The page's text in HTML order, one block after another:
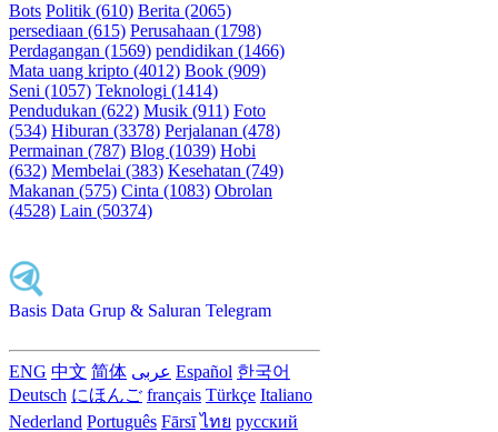
Bots Politik (610) Berita (2065)
persediaan (615) Perusahaan (1798)
Perdagangan (1569) pendidikan (1466)
Mata uang kripto (4012) Book (909)
Seni (1057) Teknologi (1414)
Pendudukan (622) Musik (911) Foto
(534) Hiburan (3378) Perjalanan (478)
Permainan (787) Blog (1039) Hobi
(632) Membelai (383) Kesehatan (749)
Makanan (575) Cinta (1083) Obrolan
(4528) Lain (50374)
Basis Data Grup & Saluran Telegram
ENG 中文 简体 عربى Español 한국어
Deutsch にほんご français Türkçe Italiano
Nederland Português Fārsī‎ ไทย русский